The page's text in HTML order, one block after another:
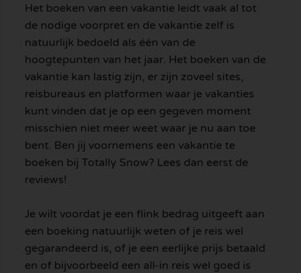
Het boeken van een vakantie leidt vaak al tot
de nodige voorpret en de vakantie zelf is
natuurlijk bedoeld als één van de
hoogtepunten van het jaar. Het boeken van de
vakantie kan lastig zijn, er zijn zoveel sites,
reisbureaus en platformen waar je vakanties
kunt vinden dat je op een gegeven moment
misschien niet meer weet waar je nu aan toe
bent. Ben jij voornemens een vakantie te
boeken bij Totally Snow? Lees dan eerst de
reviews!
Je wilt voordat je een flink bedrag uitgeeft aan
een boeking natuurlijk weten of je reis wel
gegarandeerd is, of je een eerlijke prijs betaald
en of bijvoorbeeld een all-in reis wel goed is